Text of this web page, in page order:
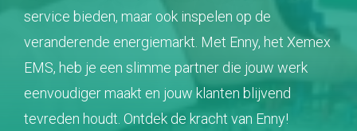
service bieden, maar ook inspelen op de
veranderende energiemarkt. Met Enny, het Xemex
EMS, heb je een slimme partner die jouw werk
eenvoudiger maakt en jouw klanten blijvend
tevreden houdt. Ontdek de kracht van Enny!